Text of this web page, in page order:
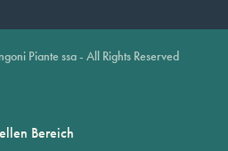
Piante ssa - All Rights Reserved
Bereich